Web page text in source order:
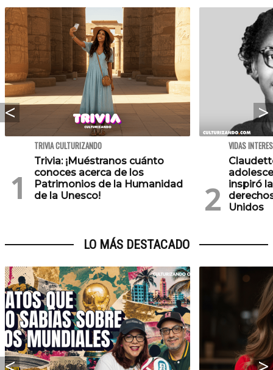
TRIVIA CULTURIZANDO
Trivia: ¡Muéstranos cuánto
conoces acerca de los
Patrimonios de la Humanidad
de la Unesco!
VIDAS
inspiró
Unidos
LO MÁS DESTACADO